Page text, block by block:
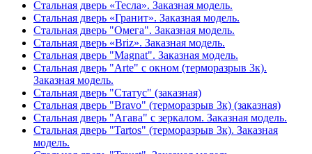
Стальная дверь «Тесла». Заказная модель.
Стальная дверь «Гранит». Заказная модель.
Стальная дверь "Омега". Заказная модель.
Стальная дверь «Briz». Заказная модель.
Стальная дверь "Magnat". Заказная модель.
Стальная дверь "Arte" с окном (терморазрыв 3к).
Заказная модель.
Стальная дверь "Статус" (заказная)
Стальная дверь "Bravo" (терморазрыв 3к) (заказная)
Стальная дверь "Агава" с зеркалом. Заказная модель.
Стальная дверь "Tartos" (терморазрыв 3к). Заказная
модель.